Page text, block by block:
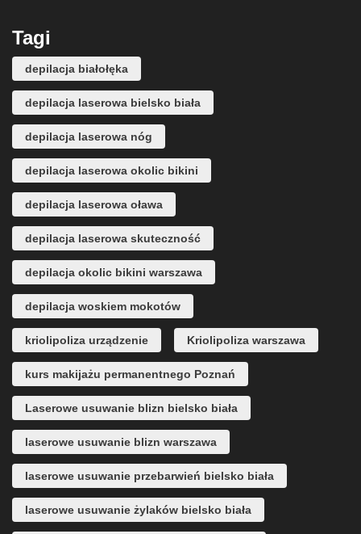
Tagi
depilacja białołęka
depilacja laserowa bielsko biała
depilacja laserowa nóg
depilacja laserowa okolic bikini
depilacja laserowa oława
depilacja laserowa skuteczność
depilacja okolic bikini warszawa
depilacja woskiem mokotów
kriolipoliza urządzenie Kriolipoliza warszawa
kurs makijażu permanentnego Poznań
Laserowe usuwanie blizn bielsko biała
laserowe usuwanie blizn warszawa
laserowe usuwanie przebarwień bielsko biała
laserowe usuwanie żylaków bielsko biała